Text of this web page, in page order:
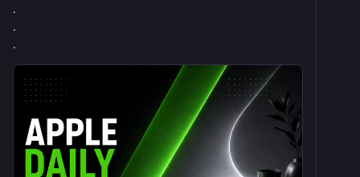
.
.
.